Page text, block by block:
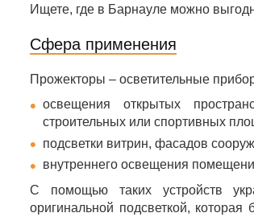
Ищете, где в Барнауле можно
Сфера применения
Прожекторы – осветительные
освещения открытых
строительных или спортивных
подсветки витрин, фасадов
внутреннего освещения
С помощью таких устройств
оригинальной подсветкой, которая